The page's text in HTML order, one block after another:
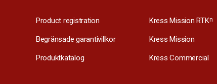
Product registration
Begränsade garantivillkor
Produktkatalog
Kress Mission RTKn
Kress Mission
Kress Commercial